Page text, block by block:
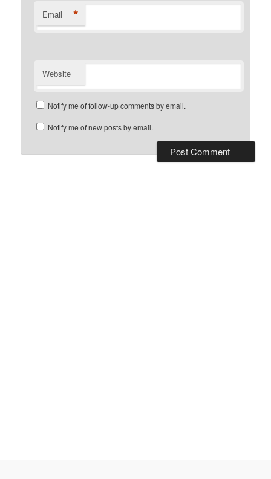
Email *
Website
Notify me of follow-up comments by email.
Notify me of new posts by email.